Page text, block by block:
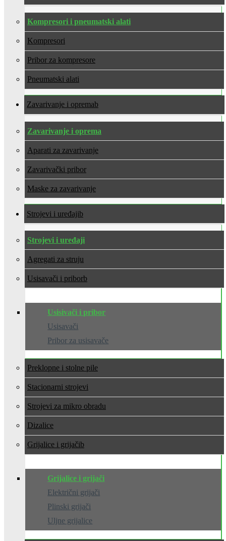
Kompresori i pneumatski alati
Kompresori
Pribor za kompresore
Pneumatski alati
Zavarivanje i oprema
Zavarivanje i oprema
Aparati za zavarivanje
Zavarivački pribor
Maske za zavarivanje
Strojevi i uređaji
Strojevi i uređaji
Agregati za struju
Usisavači i pribor
Usisivači i pribor
Usisavači
Pribor za usisavače
Preklopne i stolne pile
Stacionarni strojevi
Strojevi za mikro obradu
Dizalice
Grijalice i grijači
Grijalice i grijači
Električni grijači
Plinski grijači
Uljne grijalice